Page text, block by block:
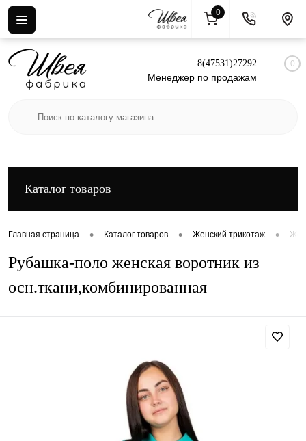
Вход Регистрация
8(47531)27292
Менеджер по продажам
0
Каталог товаров
Главная страница • Каталог товаров • Женский трикотаж •
Рубашка-поло женская воротник из
осн.ткани,комбинированная
0